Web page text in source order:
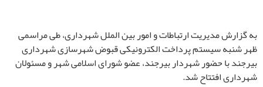
به گزارشمدیریت ارتباطات و امور بین الملل شهرداری، طی مراسمی
ظهر شنبه سیستم پرداخت الکترونیکی قبوض شهرسازی شهرداری
بیرجند با حضور شهردار بیرجند، عضو شورای اسلامی شهر و مسئولان
شهرداری افتتاح شد.